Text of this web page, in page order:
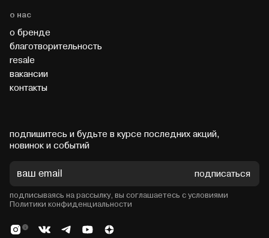
о нас
о бренде
благотворительность
resale
вакансии
контакты
подпишитесь и будьте в курсе последних акций,
новинок и событий
подписаться
подписываясь на рассылку, вы соглашаетесь с условиями
Политики конфиденциальности